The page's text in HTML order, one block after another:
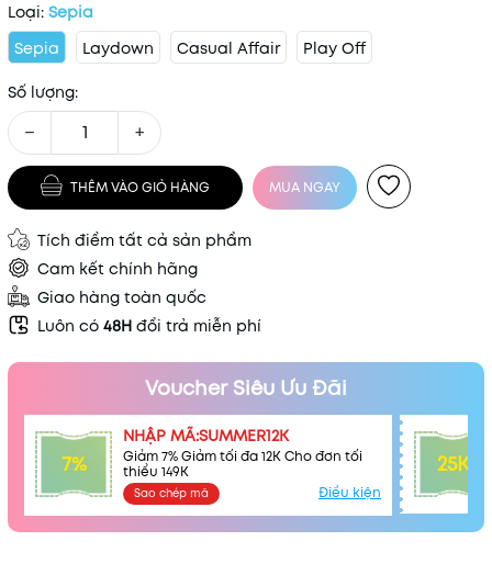
Loại: Sepia
Sepia
Laydown Casual Affair
Play Off
Số lượng:
− +
THÊM VÀO GIỎ HÀNG MUA NGAY
Tích điểm tất cả sản phẩm
Cam kết chính hãng
Giao hàng toàn quốc
Luôn có 48H đổi trả miễn phí
Voucher Siêu Ưu Đãi
7%
NHẬP MÃ:SUMMER12K
Giảm 7% Giảm tối đa 12K Cho đơn tối
thiểu 149K
Sao chép mã Điều kiện
25K